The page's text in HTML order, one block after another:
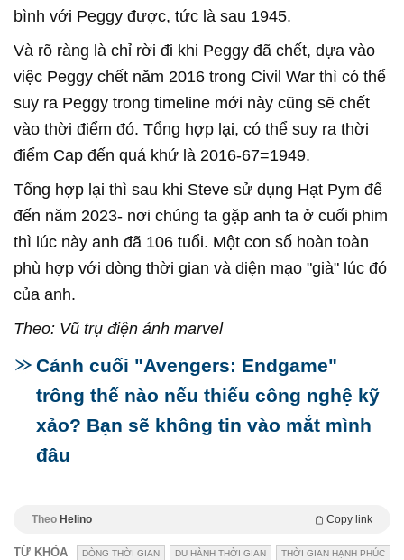
bình với Peggy được, tức là sau 1945.
Và rõ ràng là chỉ rời đi khi Peggy đã chết, dựa vào
việc Peggy chết năm 2016 trong Civil War thì có thể
suy ra Peggy trong timeline mới này cũng sẽ chết
vào thời điểm đó. Tổng hợp lại, có thể suy ra thời
điểm Cap đến quá khứ là 2016-67=1949.
Tổng hợp lại thì sau khi Steve sử dụng Hạt Pym để
đến năm 2023- nơi chúng ta gặp anh ta ở cuối phim
thì lúc này anh đã 106 tuổi. Một con số hoàn toàn
phù hợp với dòng thời gian và diện mạo "già" lúc đó
của anh.
Theo: Vũ trụ điện ảnh marvel
Cảnh cuối "Avengers: Endgame"
trông thế nào nếu thiếu công nghệ kỹ
xảo? Bạn sẽ không tin vào mắt mình
đâu
Theo Helino Copy link
TỪ KHÓA DÒNG THỜI GIAN DU HÀNH THỜI GIAN THỜI GIAN HẠNH PHÚC